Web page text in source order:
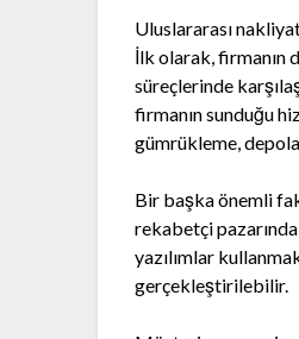
Uluslararası
İlk olarak, firmanın
süreçlerinde
firmanın sunduğu
gümrükleme,
Bir başka önemli
rekabetçi
yazılımlar
gerçekleştirilebilir.